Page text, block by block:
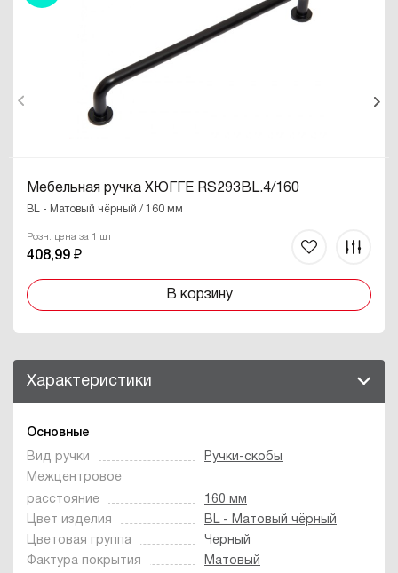
Мебельная ручка ХЮГГЕ RS293BL.4/160
BL - Матовый чёрный / 160 мм
Розн. цена за 1 шт
408,99 ₽
В корзину
Характеристики
Основные
Вид ручки
Ручки-скобы
Межцентровое
расстояние
160 мм
Цвет изделия
BL - Матовый чёрный
Цветовая группа
Черный
Фактура покрытия
Матовый